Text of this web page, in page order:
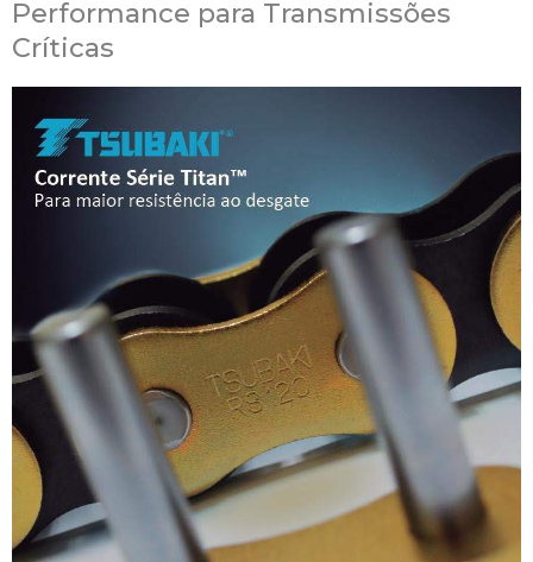
Performance para Transmissões
Críticas